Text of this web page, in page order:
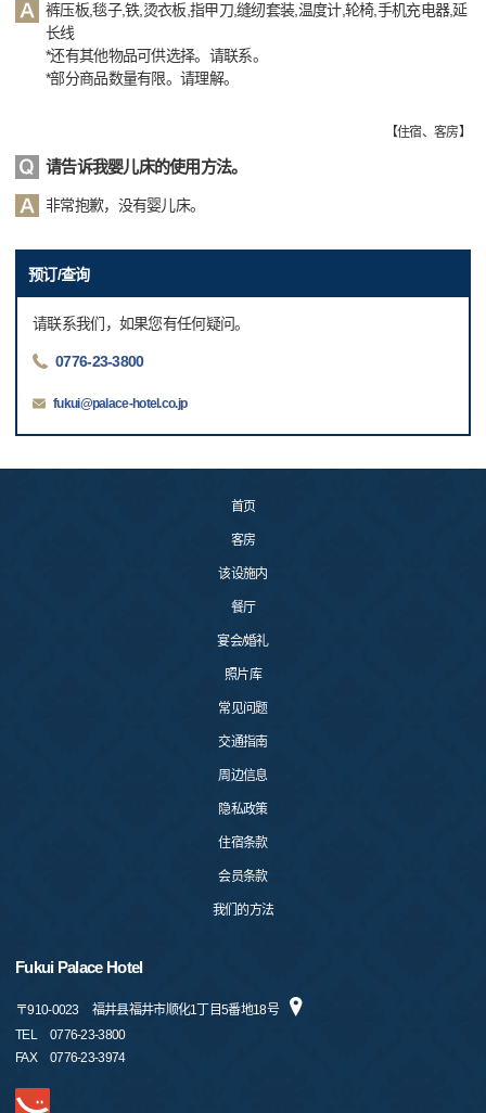
裤压板,毯子,铁,烫衣板,指甲刀,缝纫套装,温度计,轮椅,手机充电器,延
长线
*还有其他物品可供选择。请联系。
*部分商品数量有限。请理解。
【住宿、客房】
请告诉我婴儿床的使用方法。
非常抱歉，没有婴儿床。
预订/查询
请联系我们，如果您有任何疑问。
0776-23-3800
fukui@palace-hotel.co.jp
首页
客房
该设施内
餐厅
宴会/婚礼
照片库
常见问题
交通指南
周边信息
隐私政策
住宿条款
会员条款
我们的方法
Fukui Palace Hotel
〒910-0023
福井县福井市顺化1丁目5番地18号
TEL
0776-23-3800
FAX
0776-23-3974